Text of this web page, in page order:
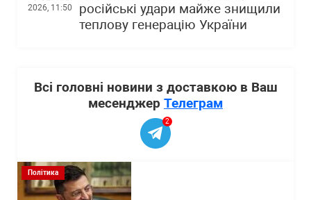
2026, 11:50
російські удари майже знищили
теплову генерацію України
Всі головні новини з доставкою в Ваш
месенджер Телеграм
2
Політика